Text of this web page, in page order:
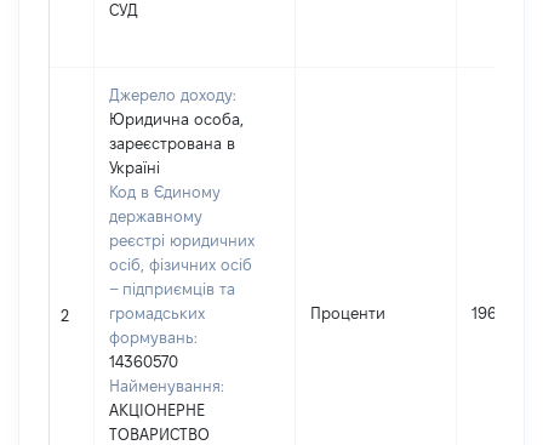
СУД
2
Джерело доходу:
Юридична особа,
зареєстрована в
Україні
Код в Єдиному
державному
реєстрі юридичних
осіб, фізичних осіб
– підприємців та
громадських
формувань:
14360570
Найменування:
АКЦІОНЕРНЕ
ТОВАРИСТВО
Проценти 196